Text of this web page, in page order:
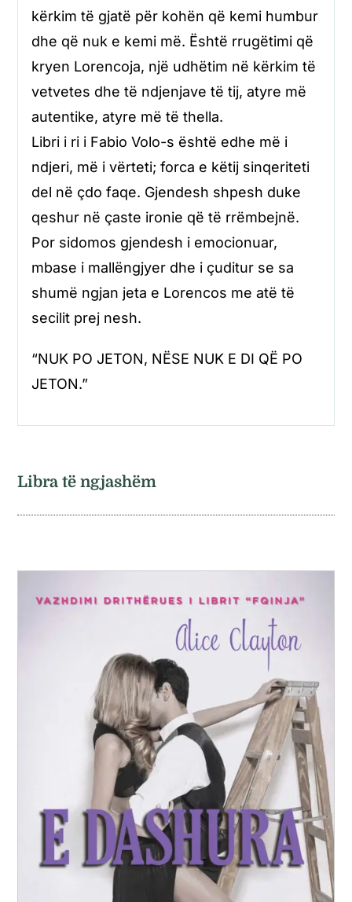
kërkim të gjatë për kohën që kemi humbur
dhe që nuk e kemi më. Është rrugëtimi që
kryen Lorencoja, një udhëtim në kërkim të
vetvetes dhe të ndjenjave të tij, atyre më
autentike, atyre më të thella.
Libri i ri i Fabio Volo-s është edhe më i
ndjeri, më i vërteti; forca e këtij sinqeriteti
del në çdo faqe. Gjendesh shpesh duke
qeshur në çaste ironie që të rrëmbejnë.
Por sidomos gjendesh i emocionuar,
mbase i mallëngjyer dhe i çuditur se sa
shumë ngjan jeta e Lorencos me atë të
secilit prej nesh.
“NUK PO JETON, NËSE NUK E DI QË PO
JETON.”
Libra të ngjashëm